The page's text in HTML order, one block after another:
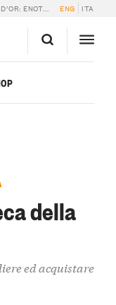
DELLA DOUJA ENG ITA
della
ed acquistare